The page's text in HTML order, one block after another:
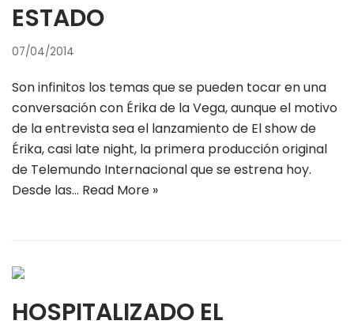
ESTADO
07/04/2014
Son infinitos los temas que se pueden tocar en una
conversación con Érika de la Vega, aunque el motivo
de la entrevista sea el lanzamiento de El show de
Érika, casi late night, la primera producción original
de Telemundo Internacional que se estrena hoy.
Desde las… Read More »
HOSPITALIZADO EL